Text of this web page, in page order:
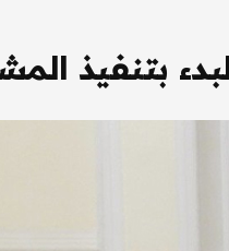
بتنفيذ